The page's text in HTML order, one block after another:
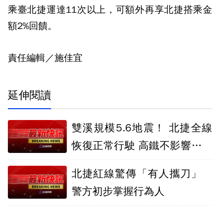
乘臺北捷運達11次以上，可額外再享北捷搭乘金
額2%回饋。
責任編輯／施佳宜
延伸閱讀
雙溪規模5.6地震！ 北捷全線
恢復正常行駛 高鐵不影響列車
北捷紅線驚傳「有人攜刀」
警方初步掌握行為人